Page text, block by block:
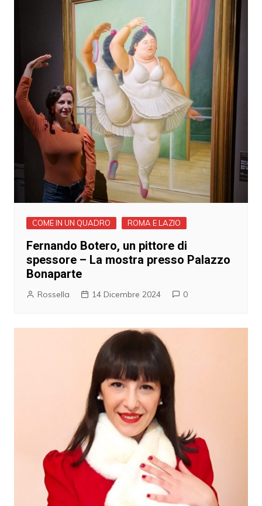
COME IN UN QUADRO ROMA E LAZIO
Fernando Botero, un pittore di
spessore – La mostra presso Palazzo
Bonaparte
Rossella 14 Dicembre 2024 0